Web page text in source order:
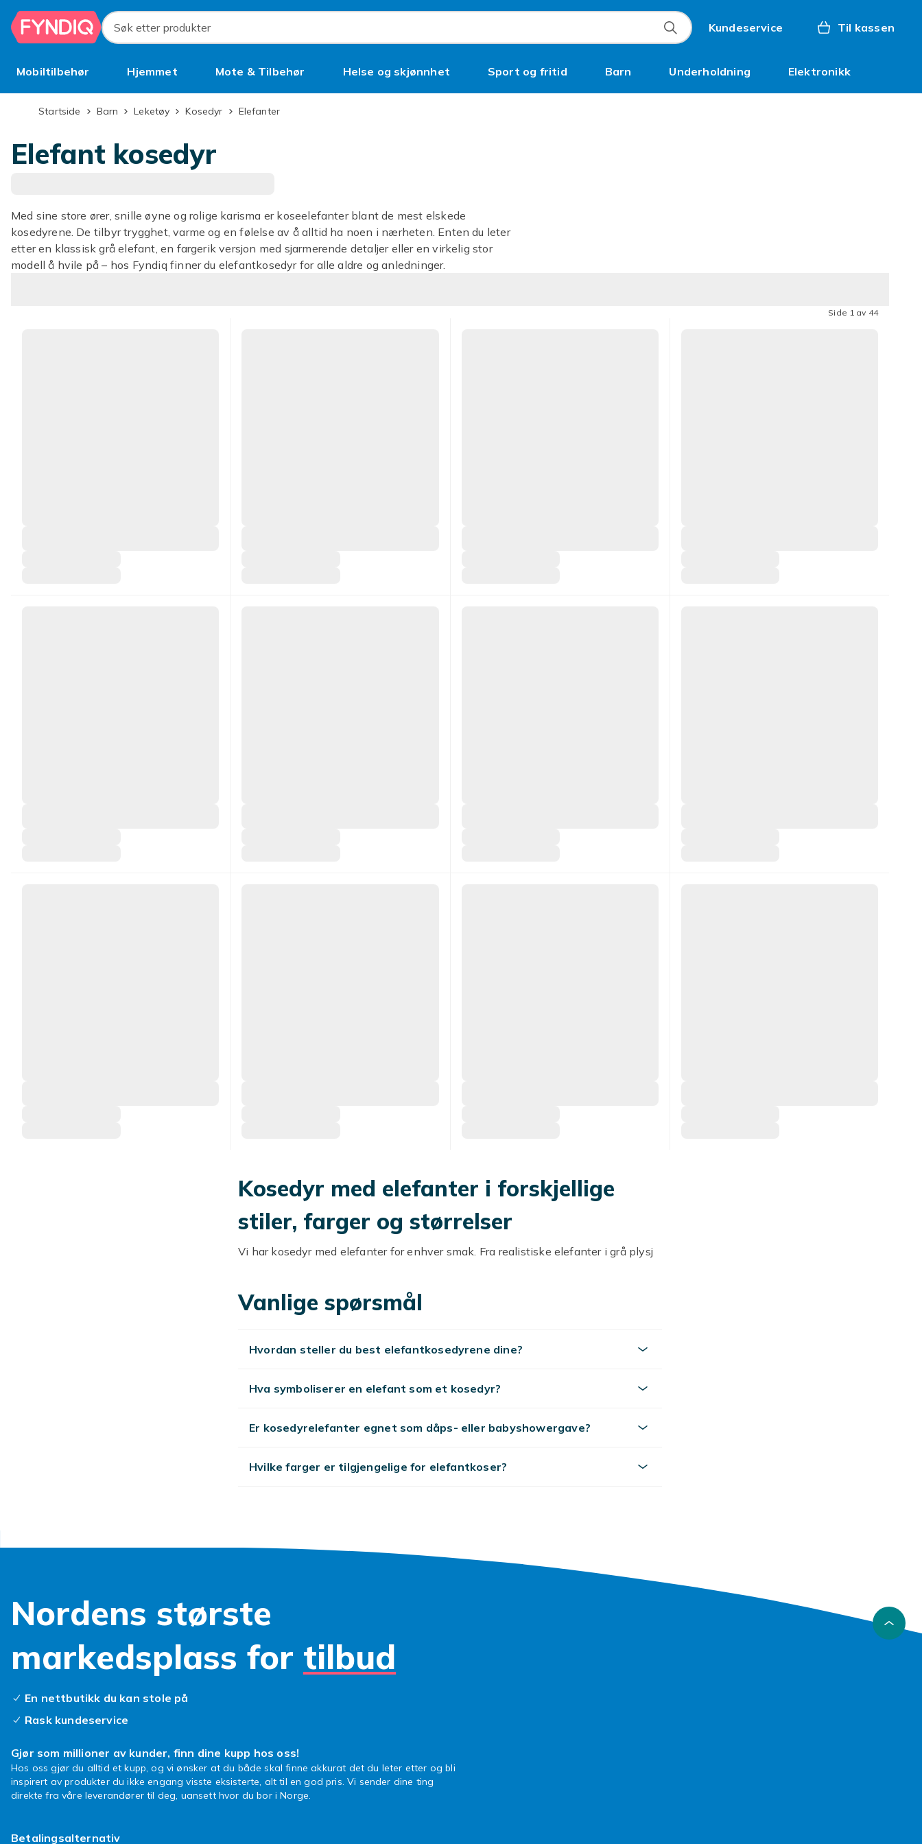
Hopp til hovedinnhold
Søk etter produkter
Kundeservice Til kassen
Mobiltilbehør Hjemmet Mote & Tilbehør Helse og skjønnhet Sport og fritid Barn Underholdning Elektronikk
BruktStartside Barn Leketøy Kosedyr Elefanter
Elefant kosedyr
Med sine store ører, snille øyne og rolige karisma er koseelefanter blant de mest elskede
kosedyrene. De tilbyr trygghet, varme og en følelse av å alltid ha noen i nærheten. Enten du leter
etter en klassisk grå elefant, en fargerik versjon med sjarmerende detaljer eller en virkelig stor
modell å hvile på – hos Fyndiq finner du elefantkosedyr for alle aldre og anledninger.
Side 1 av 44
Kosedyr med elefanter i forskjellige
stiler, farger og størrelser
Vi har kosedyr med elefanter for enhver smak. Fra realistiske elefanter i grå plysj
alltid myke, kosete og fulle av personlighet. De mindre er perfekte å ta med seg i
vesken eller barnevognen, mens de større modellene inviterer deg til å tilbringe
lekekamerat, interiørdekorasjon eller
sovekamerat
En kosedyrelefant kan fylle mange funksjoner. De passer like godt i et barns
Gi en elefant – en gave som formidler
omsorg
Å gi et kosedyr i form av en elefant er mer enn bare en søt gest – det er et symbol
på trygghet, kjærlighet og stabilitet. Dette gjør dem til en ideell gave til dåp,
bursdager, babyshowers eller når noen bare trenger noe mykt å holde. En elefant
sier «Jeg er her» – selv når du ikke kan gjøre det selv.
forskjell
I tillegg til den klassiske gråfargen, finnes kosedyrelefanter i rosa, blått, hvitt og til
og med regnbuefarger. Noen har sovende øyne, andre har livlige uttrykk – men
Vanlige spørsmål
Hvordan steller du best elefantkosedyrene dine?
Hva symboliserer en elefant som et kosedyr?
Er kosedyrelefanter egnet som dåps- eller babyshowergave?
Hvilke farger er tilgjengelige for elefantkoser?
Nordens største
markedsplass for tilbud
En nettbutikk du kan stole på
Rask kundeservice
Gjør som millioner av kunder, finn dine kupp hos oss!
Hos oss gjør du alltid et kupp, og vi ønsker at du både skal finne akkurat det du leter etter og bli
inspirert av produkter du ikke engang visste eksisterte, alt til en god pris. Vi sender dine ting
direkte fra våre leverandører til deg, uansett hvor du bor i Norge.
Betalingsalternativ